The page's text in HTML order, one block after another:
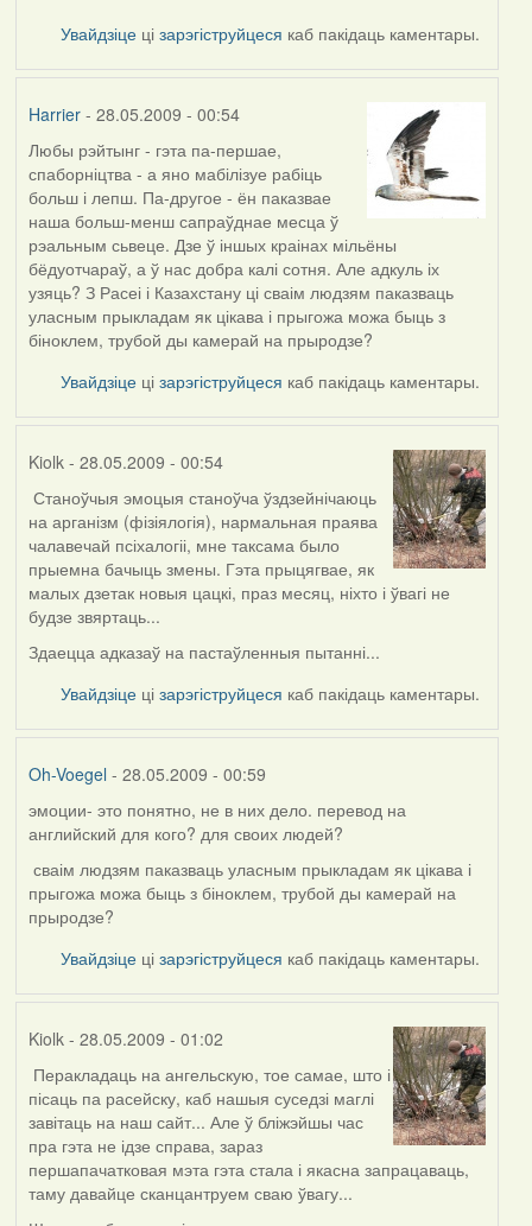
Увайдзіце цізарэгіструйцеся каб пакідаць каментары.
Harrier- 28.05.2009 - 00:54
In
reply
to
by
Oh-
Voegel
Любы рэйтынг - гэта па-першае,
спаборніцтва - а яно мабілізуе рабіць
больш і лепш. Па-другое - ён паказвае
наша больш-менш сапраўднае месца ў
рэальным сьвеце. Дзе ў іншых краінах мільёны
бёдуотчараў, а ў нас добра калі сотня. Але адкуль іх
узяць? З Расеі і Казахстану ці сваім людзям паказваць
уласным прыкладам як цікава і прыгожа можа быць з
біноклем, трубой ды камерай на прыродзе?
Увайдзіце цізарэгіструйцеся каб пакідаць каментары.
Kiolk- 28.05.2009 - 00:54
In
reply
to
by
Oh-
Voegel
Станоўчыя эмоцыя станоўча ўздзейнічаюць
на арганізм (фізіялогія), нармальная праява
чалавечай псіхалогіі, мне таксама было
прыемна бачыць змены. Гэта прыцягвае, як
малых дзетак новыя цацкі, праз месяц, ніхто і ўвагі не
будзе звяртаць...
Здаецца адказаў на пастаўленныя пытанні...
Увайдзіце цізарэгіструйцеся каб пакідаць каментары.
Oh-Voegel - 28.05.2009 - 00:59
In
reply
to
by
Kiolk
эмоции- это понятно, не в них дело. перевод на
английский для кого? для своих людей?
сваім людзям паказваць уласным прыкладам як цікава і
прыгожа можа быць з біноклем, трубой ды камерай на
прыродзе?
Увайдзіце цізарэгіструйцеся каб пакідаць каментары.
Kiolk- 28.05.2009 - 01:02
In
reply
to
by
Oh-
Voegel
Перакладаць на ангельскую, тое самае, што і
пісаць па расейску, каб нашыя суседзі маглі
завітаць на наш сайт... Але ў бліжэйшы час
пра гэта не ідзе справа, зараз
першапачатковая мэта гэта стала і якасна запрацаваць,
таму давайце сканцантруем сваю ўвагу...